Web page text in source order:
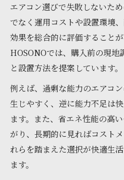
エアコン選びで失敗しないた
でなく運用コストや設置環境
効果を総合的に評価すること
HOSONOでは、購入前の現地
と設置方法を提案しています。
例えば、過剰な能力のエアコ
生じやすく、逆に能力不足は
ます。また、省エネ性能の高
がり、長期的に見ればコスト
れらを踏まえた選択が快適生
ます。